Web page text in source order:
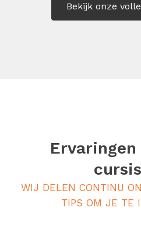
Bekijk onze
Ervaringen
WIJ DELEN CONTINU
TIPS OM JE TE